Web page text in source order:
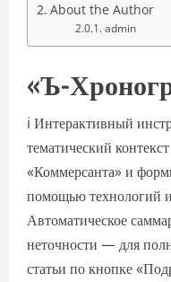
About the Author
admin
«Ъ-
i Интерактивный
тематический
«Коммерсанта» и
помощью технологий
Автоматическое
неточности — для
статьи по кнопке